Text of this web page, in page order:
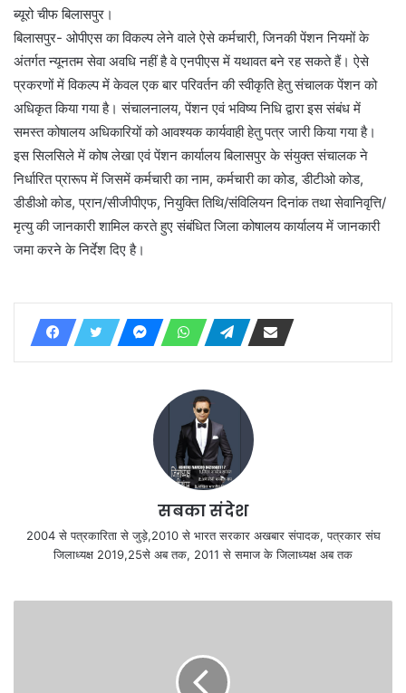
ब्यूरो चीफ बिलासपुर।
बिलासपुर- ओपीएस का विकल्प लेने वाले ऐसे कर्मचारी, जिनकी पेंशन नियमों के
अंतर्गत न्यूनतम सेवा अवधि नहीं है वे एनपीएस में यथावत बने रह सकते हैं। ऐसे
प्रकरणों में विकल्प में केवल एक बार परिवर्तन की स्वीकृति हेतु संचालक पेंशन को
अधिकृत किया गया है। संचालनालय, पेंशन एवं भविष्य निधि द्वारा इस संबंध में
समस्त कोषालय अधिकारियों को आवश्यक कार्यवाही हेतु पत्र जारी किया गया है।
इस सिलसिले में कोष लेखा एवं पेंशन कार्यालय बिलासपुर के संयुक्त संचालक ने
निर्धारित प्रारूप में जिसमें कर्मचारी का नाम, कर्मचारी का कोड, डीटीओ कोड,
डीडीओ कोड, प्रान/सीजीपीएफ, नियुक्ति तिथि/संविलियन दिनांक तथा सेवानिवृत्ति/
मृत्यु की जानकारी शामिल करते हुए संबंधित जिला कोषालय कार्यालय में जानकारी
जमा करने के निर्देश दिए है।
सबका संदेश
2004 से पत्रकारिता से जुड़े,2010 से भारत सरकार अखबार संपादक, पत्रकार संघ
जिलाध्यक्ष 2019,25से अब तक, 2011 से समाज के जिलाध्यक्ष अब तक